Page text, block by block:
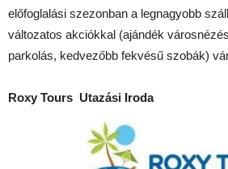
előfoglalási szezonban a legnagyobb
változatos akciókkal (ajándék
parkolás, kedvezőbb fekvésű szobák)
Roxy Tours Utazási Iroda